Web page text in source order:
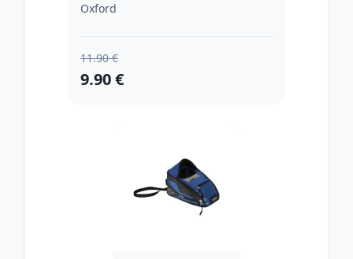
Oxford
11.90 €
9.90 €